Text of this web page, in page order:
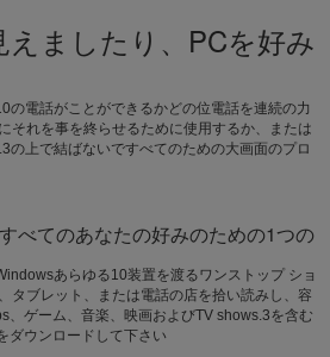
ましたり、PCを好み
の電話がことができるかどの位電話を連続の力
それを事を終らせるために使用するか、または
の上で結ばないですべてのための大画面のプロ
べてのあなたの好みのための1つの
あらゆる10装置を渡るワンストップ ショ
タブレット、または電話の店を拾い読みし、容
、ゲーム、音楽、映画およびTV shows.3を含む
ダウンロードして下さい